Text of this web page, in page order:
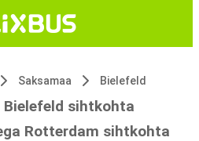
Saksamaa Bielefeld
sihtkohta
Rotterdam sihtkohta